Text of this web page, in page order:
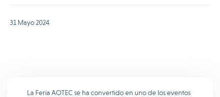
31 Mayo 2024
La Feria AOTEC se ha convertido en uno de los eventos